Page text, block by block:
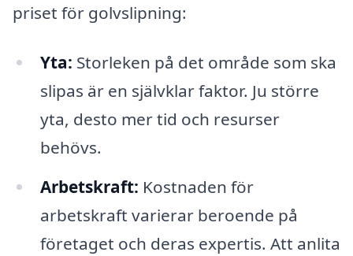
priset för golvslipning:
Yta: Storleken på det område som ska
slipas är en självklar faktor. Ju större
yta, desto mer tid och resurser
behövs.
Arbetskraft: Kostnaden för
arbetskraft varierar beroende på
företaget och deras expertis. Att anlita